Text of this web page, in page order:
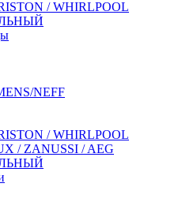
/ WHIRLPOOL
NEFF
/ WHIRLPOOL
/ ZANUSSI / AEG